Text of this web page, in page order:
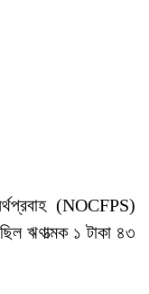
(NOCFPS)
ঋণাত্মক ১ টাকা ৪৩